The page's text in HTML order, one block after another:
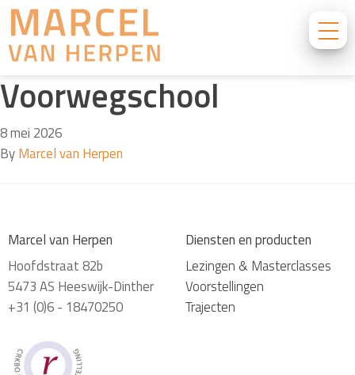
Voorwegschool
8 mei 2026
ByMarcel van Herpen
Marcel van Herpen
Hoofdstraat 82b
5473 AS Heeswijk-Dinther
+31 (0)6 - 18470250
Diensten en producten
Lezingen & Masterclasses
Voorstellingen
Trajecten